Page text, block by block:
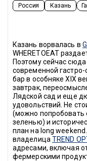
Россия Казань
Казань ворвалась в
WHERETOEAT
Поэтому сейчас сюда
современной
бар в особняке XIX
завтрак,
Лядской сад и еще
удовольствий. Не
(можно попробовать
зеленью) и
план на long
владелица TREND
адресами, включая
фермерскими